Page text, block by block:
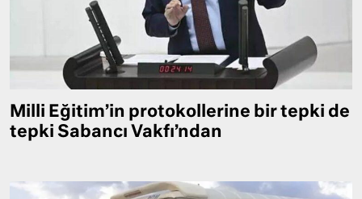
Milli Eğitim’in protokollerine bir tepki de
tepki Sabancı Vakfı’ndan